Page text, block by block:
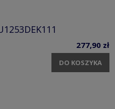
277,90 zł
DO KOSZYKA